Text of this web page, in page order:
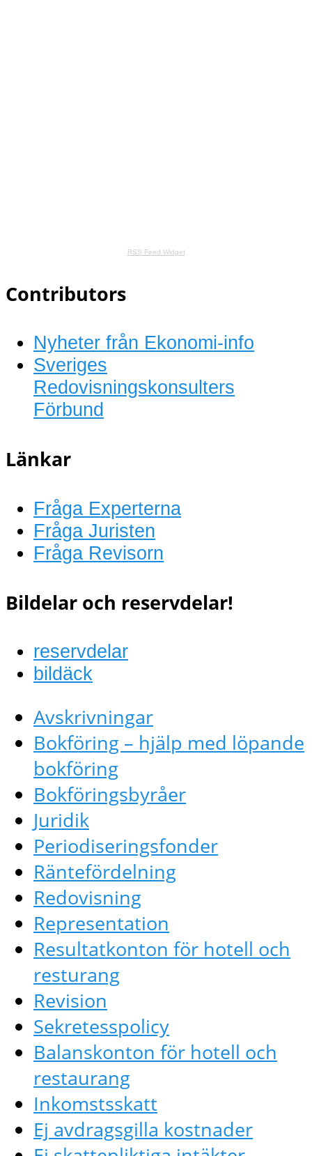
RSS Feed Widget
Contributors
Nyheter från Ekonomi-info
Sveriges
Redovisningskonsulters
Förbund
Länkar
Fråga Experterna
Fråga Juristen
Fråga Revisorn
Bildelar och reservdelar!
reservdelar
bildäck
Avskrivningar
Bokföring – hjälp med löpande
bokföring
Bokföringsbyråer
Juridik
Periodiseringsfonder
Räntefördelning
Redovisning
Representation
Resultatkonton för hotell och
resturang
Revision
Sekretesspolicy
Balanskonton för hotell och
restaurang
Inkomstsskatt
Ej avdragsgilla kostnader